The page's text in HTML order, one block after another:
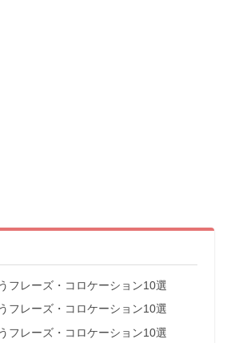
フレーズ・コロケーション10選
フレーズ・コロケーション10選
フレーズ・コロケーション10選